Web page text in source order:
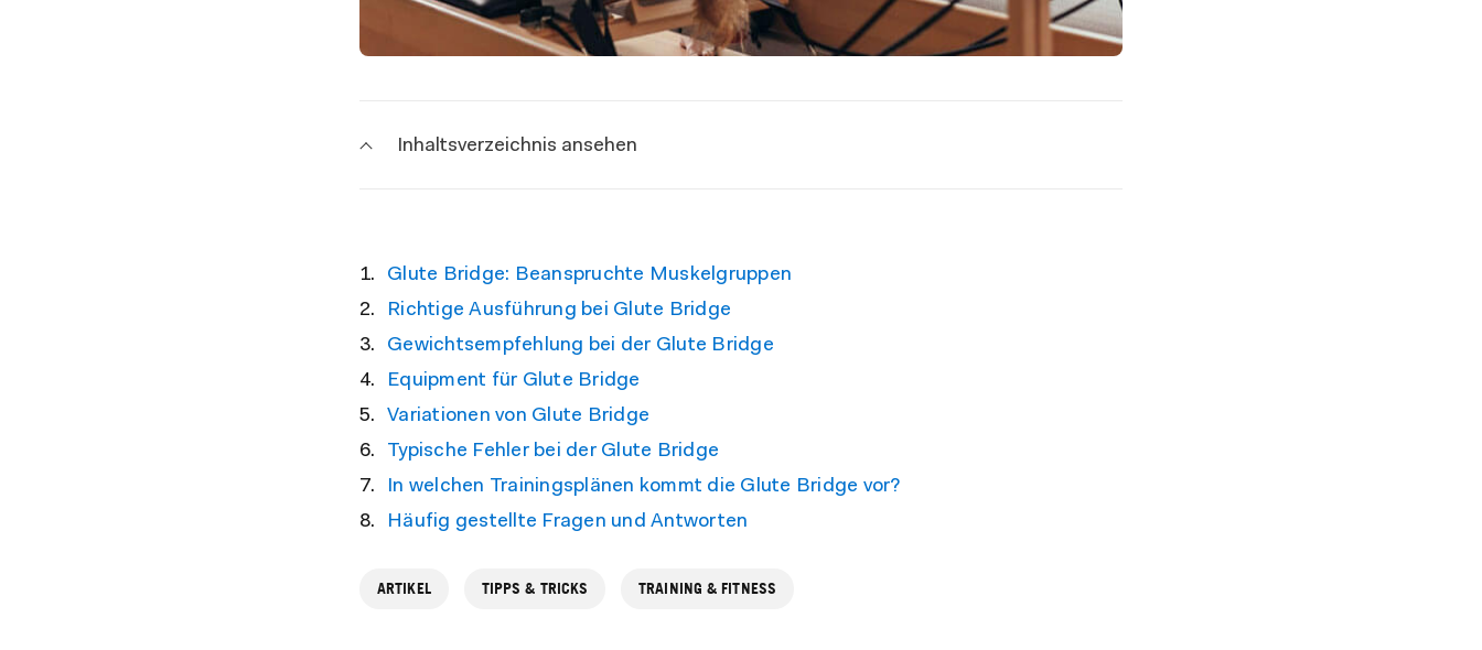
Inhaltsverzeichnis ansehen
Glute Bridge: Beanspruchte Muskelgruppen
Richtige Ausführung bei Glute Bridge
Gewichtsempfehlung bei der Glute Bridge
Equipment für Glute Bridge
Variationen von Glute Bridge
Typische Fehler bei der Glute Bridge
In welchen Trainingsplänen kommt die Glute Bridge vor?
Häufig gestellte Fragen und Antworten
ARTIKEL TIPPS & TRICKS TRAINING & FITNESS